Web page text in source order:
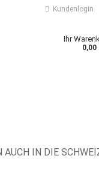
Kundenlogin
Ihr
0,00
AUCH IN DIE